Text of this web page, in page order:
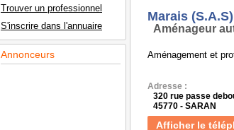
Trouver un professionnel
S'inscrire dans l'annuaire
Annonceurs
Marais (S.A.S)
Aménageur
Aménagement et
Adresse :
320 rue passe
45770 - SARAN
Afficher le